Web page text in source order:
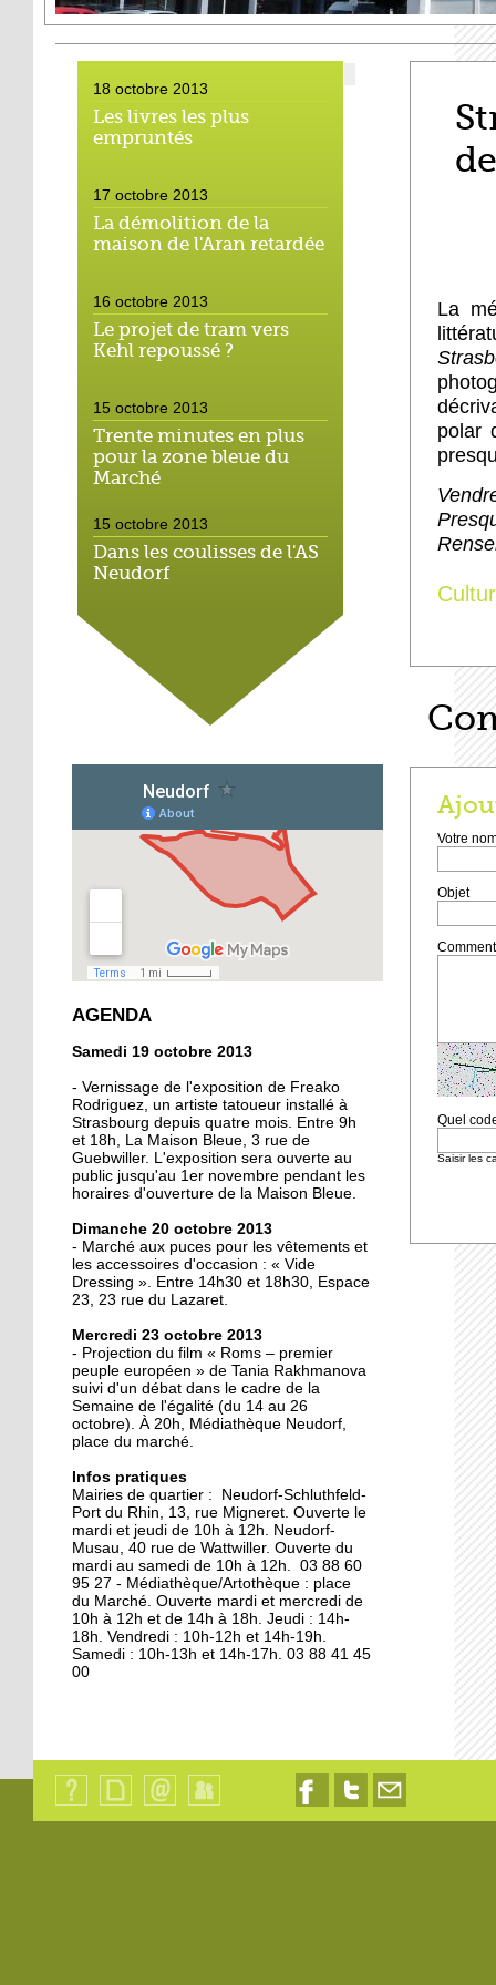
18 octobre 2013
Les livres les plus
empruntés
17 octobre 2013
La démolition de la
maison de l'Aran retardée
16 octobre 2013
Le projet de tram vers
Kehl repoussé ?
15 octobre 2013
Trente minutes en plus
pour la zone bleue du
Marché
15 octobre 2013
Dans les coulisses de l'AS
Neudorf
15 octobre 2013
Place du marché : les
vieux vélos roulent
clichés
14 octobre 2013
Tapis rouge sous ciel gris
14 octobre 2013
Football : l'AS Neudorf
crée la surprise en Coupe
Christian Wahl obtient la
baguette d'or 2013
11 octobre 2013
la tête de la grande
mosquée
11 octobre 2013
500 roses offertes aux
Neudorfois
11 octobre 2013
Les cycles éphémères
d'un brasseur
authentique
11 octobre 2013
S'éclairer pour l'hiver à
Vélostation
10 octobre 2013
Les étudiants en
Les à-côtés de la plaque
AGENDA
Samedi 19 octobre 2013
- Vernissage de l'exposition de Freako
Rodriguez, un artiste tatoueur installé à
Strasbourg depuis quatre mois. Entre 9h
et 18h, La Maison Bleue, 3 rue de
Guebwiller. L'exposition sera ouverte au
public jusqu'au 1er novembre pendant les
horaires d'ouverture de la Maison Bleue.
Dimanche 20 octobre 2013
- Marché aux puces pour les vêtements et
les accessoires d'occasion : « Vide
Dressing ». Entre 14h30 et 18h30, Espace
23, 23 rue du Lazaret.
Mercredi 23 octobre 2013
- Projection du film « Roms – premier
peuple européen » de Tania Rakhmanova
suivi d'un débat dans le cadre de la
Semaine de l'égalité (du 14 au 26
octobre). À 20h, Médiathèque Neudorf,
place du marché.
Infos pratiques
Mairies de quartier : Neudorf-Schluthfeld-
Port du Rhin, 13, rue Migneret. Ouverte le
mardi et jeudi de 10h à 12h. Neudorf-
Musau, 40 rue de Wattwiller. Ouverte du
mardi au samedi de 10h à 12h. 03 88 60
95 27 - Médiathèque/Artothèque : place
du Marché. Ouverte mardi et mercredi de
10h à 12h et de 14h à 18h. Jeudi : 14h-
18h. Vendredi : 10h-12h et 14h-19h.
Samedi : 10h-13h et 14h-17h. 03 88 41 45
00
La
polar
Votre
Objet
Quel
Saisir les